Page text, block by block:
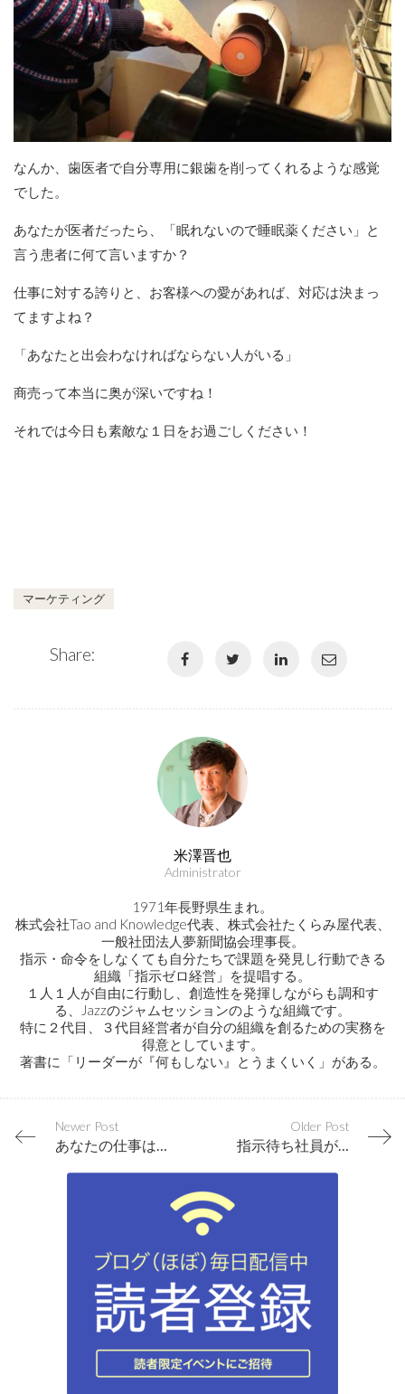
なんか、歯医者で自分専用に銀歯を削ってくれるような感覚
でした。
あなたが医者だったら、「眠れないので睡眠薬ください」と
言う患者に何て言いますか？
仕事に対する誇りと、お客様への愛があれば、対応は決まっ
てますよね？
「あなたと出会わなければならない人がいる」
商売って本当に奥が深いですね！
それでは今日も素敵な１日をお過ごしください！
マーケティング
Share:
米澤晋也
Administrator
1971年長野県生まれ。
株式会社Tao and Knowledge代表、株式会社たくらみ屋代表、
一般社団法人夢新聞協会理事長。
指示・命令をしなくても自分たちで課題を発見し行動できる
組織「指示ゼロ経営」を提唱する。
１人１人が自由に行動し、創造性を発揮しながらも調和す
る、Jazzのジャムセッションのような組織です。
特に２代目、３代目経営者が自分の組織を創るための実務を
得意としています。
著書に「リーダーが『何もしない』とうまくいく」がある。
Newer Post
あなたの仕事は、お客様の未来を創れているか？
Older Post
指示待ち社員が自ら考え、チームで力を合わせるようになる経営